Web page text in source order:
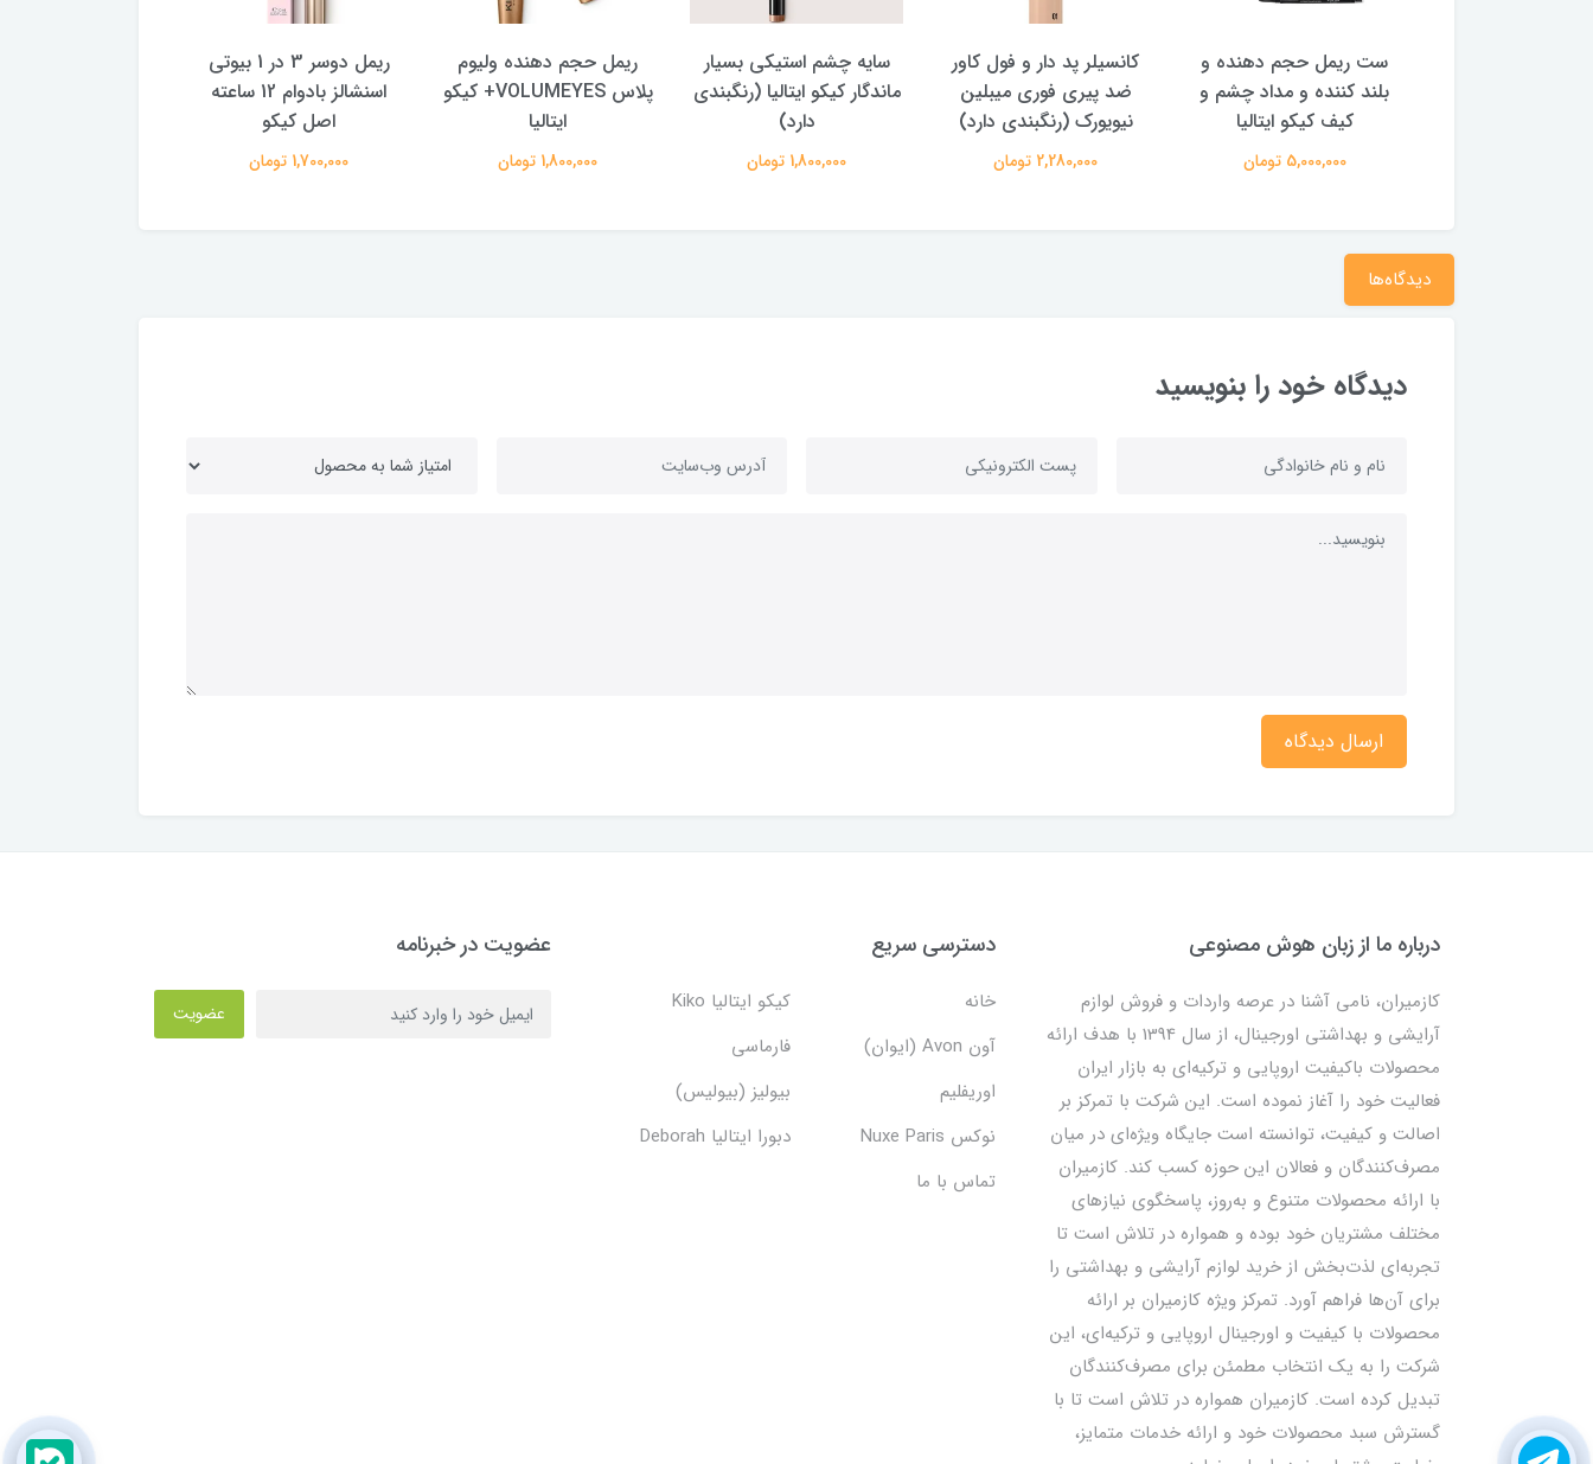
ست ریمل حجم دهنده و
بلند کننده و مداد چشم و
کیف کیکو ایتالیا
5,000,000 تومان
کانسیلر پد دار و فول کاور
ضد پیری فوری میبلین
نیویورک (رنگبندی دارد)
2,280,000 تومان
سایه چشم استیکی بسیار
ماندگار کیکو ایتالیا (رنگبندی
1,800,000 تومان
ریمل حجم دهنده ولیوم
پلاس VOLUMEYES+ کیکو
1,800,000 تومان
ریمل دوسر 3 در 1 بیوتی
اسنشالز بادوام 12 ساعته
اصل کیکو
1,700,000 تومان
دیدگاه‌ها
دیدگاه خود را بنویسید
ارسال دیدگاه
درباره ما از زبان هوش مصنوعی
کازمیران، نامی آشنا در عرصه واردات و فروش لوازم
آرایشی و بهداشتی اورجینال، از سال 1394 با هدف ارائه
محصولات باکیفیت اروپایی و ترکیه‌ای به بازار ایران
فعالیت خود را آغاز نموده است. این شرکت با تمرکز بر
اصالت و کیفیت، توانسته است جایگاه ویژه‌ای در میان
مصرف‌کنندگان و فعالان این حوزه کسب کند. کازمیران
با ارائه محصولات متنوع و به‌روز، پاسخگوی نیازهای
مختلف مشتریان خود بوده و همواره در تلاش است تا
تجربه‌ای لذت‌بخش از خرید لوازم آرایشی و بهداشتی را
برای آن‌ها فراهم آورد. تمرکز ویژه کازمیران بر ارائه
محصولات با کیفیت و اورجینال اروپایی و ترکیه‌ای، این
شرکت را به یک انتخاب مطمئن برای مصرف‌کنندگان
تبدیل کرده است. کازمیران همواره در تلاش است تا با
گسترش سبد محصولات خود و ارائه خدمات متمایز،
دسترسی سریع
خانه
کیکو ایتالیا Kiko
آون Avon (ایوان)
فارماسی
اوریفلیم
بیولیز (بیولیس)
نوکس Nuxe Paris
دبورا ایتالیا Deborah
تماس با ما
عضویت در خبرنامه
عضویت